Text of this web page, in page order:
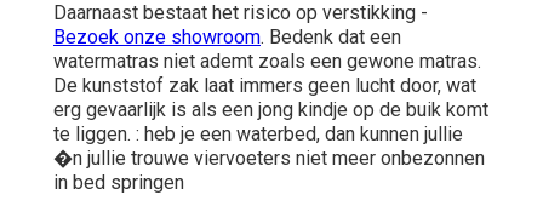
Daarnaast bestaat het risico op verstikking -
Bezoek onze showroom. Bedenk dat een
watermatras niet ademt zoals een gewone matras.
De kunststof zak laat immers geen lucht door, wat
erg gevaarlijk is als een jong kindje op de buik komt
te liggen. : heb je een waterbed, dan kunnen jullie
�n jullie trouwe viervoeters niet meer onbezonnen
in bed springen